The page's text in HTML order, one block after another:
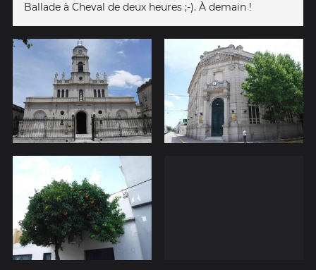
Ballade à Cheval de deux heures ;-). À demain !